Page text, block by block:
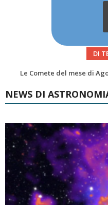
DI
Asteroidi del
NEWS DI